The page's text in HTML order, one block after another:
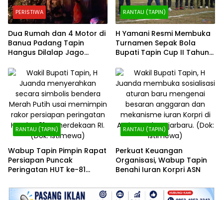
PERISTIWA
Dua Rumah dan 4 Motor di
Banua Padang Tapin
Hangus Dilalap Jago
RANTAU (TAPIN)
H Yamani Resmi Membuka
Turnamen Sepak Bola
Bupati Tapin Cup II Tahun
RANTAU (TAPIN)
Wabup Tapin Pimpin Rapat
Persiapan Puncak
Peringatan HUT ke-81
RANTAU (TAPIN)
Perkuat Keuangan
Organisasi, Wabup Tapin
Benahi Iuran Korpri ASN